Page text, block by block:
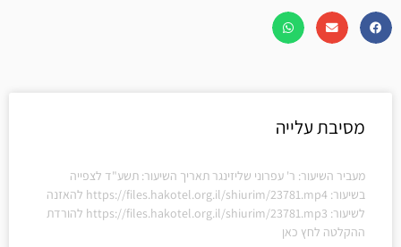
מסיבת עלייה
מעביר השיעור: ר' עפרוני שליזינגר תאריך השיעור: תשע"ד לצפייה
בשיעור: https://files.hakotel.org.il/shiurim/23781.mp4 להאזנה
לשיעור: https://files.hakotel.org.il/shiurim/23781.mp3 להורדת
ההקלטה לחץ כאן